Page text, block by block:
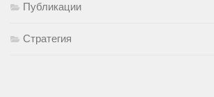
Публикации
Стратегия